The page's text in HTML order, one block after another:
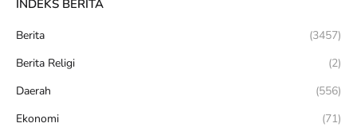
INDEKS BERITA
Berita
(3457)
Berita Religi
(2)
Daerah
(556)
Ekonomi
(71)